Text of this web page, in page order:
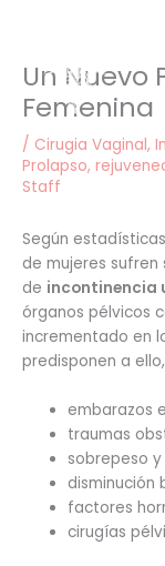
Un Nuevo
Femenina
/ Cirugia Vaginal,
Prolapso,
Staff
Según
de mujeres
de incontinencia
órganos pélvicos
incrementado en
predisponen a
embarazos
traumas
sobrepeso
disminución
factores
cirugías